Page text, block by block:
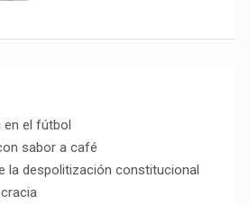
el fútbol
sabor a café
la despolitización constitucional